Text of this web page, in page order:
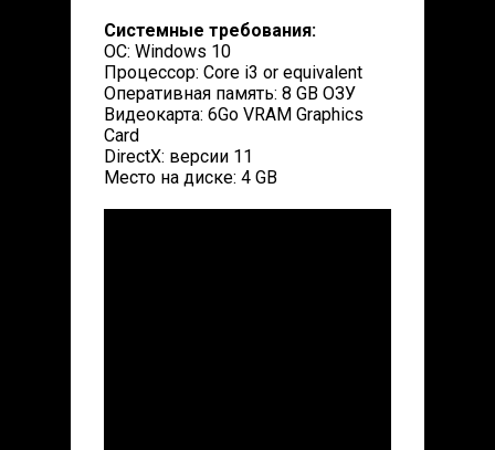
Системные требования:
ОС: Windows 10
Процессор: Core i3 or equivalent
Оперативная память: 8 GB ОЗУ
Видеокарта: 6Go VRAM Graphics
Card
DirectX: версии 11
Место на диске: 4 GB